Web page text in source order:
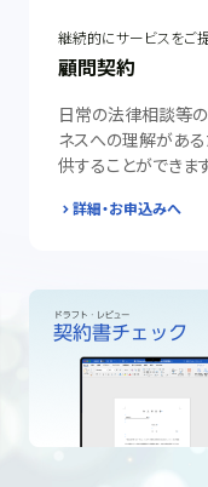
継続的にサービスをご
顧問契約
日常の法律相談等
ネスへの理解があ
供することができます
詳細・お申込みへ